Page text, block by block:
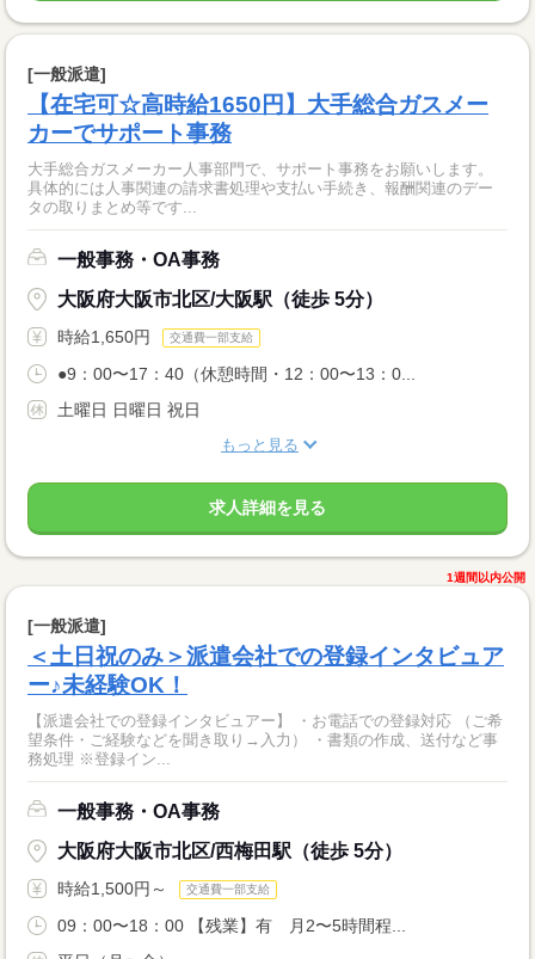
[一般派遣]
【在宅可☆高時給1650円】大手総合ガスメー
カーでサポート事務
大手総合ガスメーカー人事部門で、サポート事務をお願いします。
具体的には人事関連の請求書処理や支払い手続き、報酬関連のデー
タの取りまとめ等です...
一般事務・OA事務
大阪府大阪市北区/大阪駅（徒歩 5分）
時給1,650円 交通費一部支給
●9：00〜17：40（休憩時間・12：00〜13：0...
土曜日 日曜日 祝日
もっと見る
求人詳細を見る
1週間以内公開
[一般派遣]
＜土日祝のみ＞派遣会社での登録インタビュア
ー♪未経験OK！
【派遣会社での登録インタビュアー】 ・お電話での登録対応 （ご希
望条件・ご経験などを聞き取り→入力） ・書類の作成、送付など事
務処理 ※登録イン...
一般事務・OA事務
大阪府大阪市北区/西梅田駅（徒歩 5分）
時給1,500円～ 交通費一部支給
09：00〜18：00 【残業】有 月2〜5時間程...